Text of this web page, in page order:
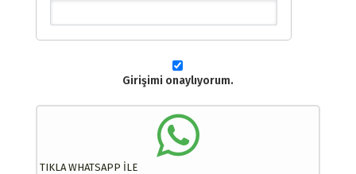
Girişimi onaylıyorum.
TIKLA WHATSAPP İLE